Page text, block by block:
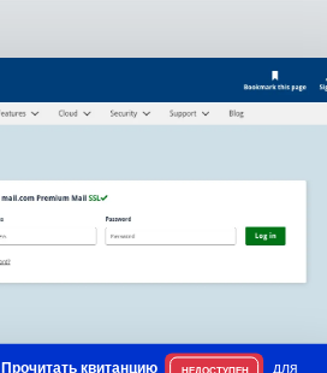
Прочитать квитанцию НЕДОСТУПЕН
для